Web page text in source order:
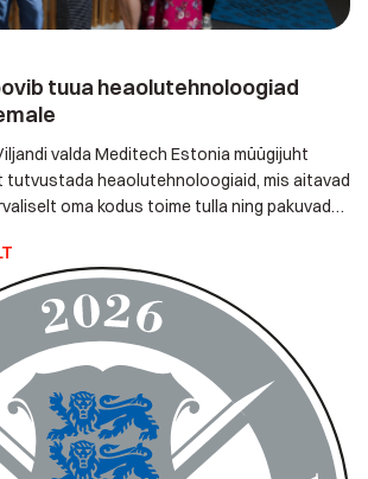
tuua heaolutehnoloogiad
valda Meditech Estonia müügijuht
tutvustada heaolutehnoloogiaid, mis
ka nende lähedastele ja hooldajatele.
Viljandi valla sotsiaaltöötajad,
ja eestkostespetsialistid. Tutvuti
mis võivad toetada eakate ja
iseseisvat toimetulekut ning
Viljandi […]